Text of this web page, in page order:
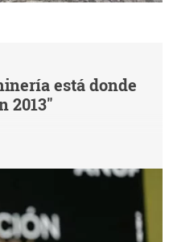
está donde
2013"